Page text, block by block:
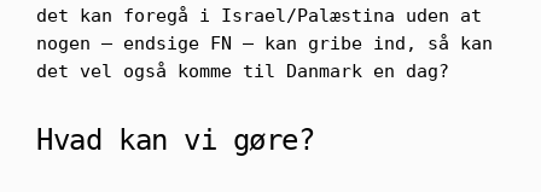
det kan foregå i Israel/Palæstina uden at
nogen – endsige FN – kan gribe ind, så kan
det vel også komme til Danmark en dag?
Hvad kan vi gøre?